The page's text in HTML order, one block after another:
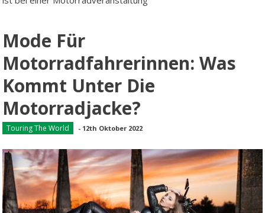
Mode Für
Motorradfahrerinnen: Was
Kommt Unter Die
Motorradjacke?
Touring The World - 12th Oktober 2022